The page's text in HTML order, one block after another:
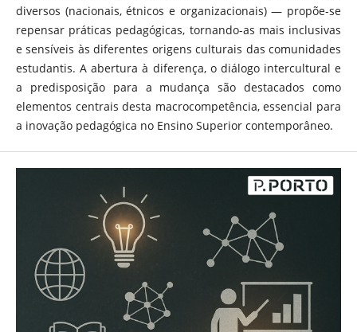
diversos (nacionais, étnicos e organizacionais) — propõe-se
repensar práticas pedagógicas, tornando-as mais inclusivas
e sensíveis às diferentes origens culturais das comunidades
estudantis. A abertura à diferença, o diálogo intercultural e
a predisposição para a mudança são destacados como
elementos centrais desta macrocompetência, essencial para
a inovação pedagógica no Ensino Superior contemporâneo.